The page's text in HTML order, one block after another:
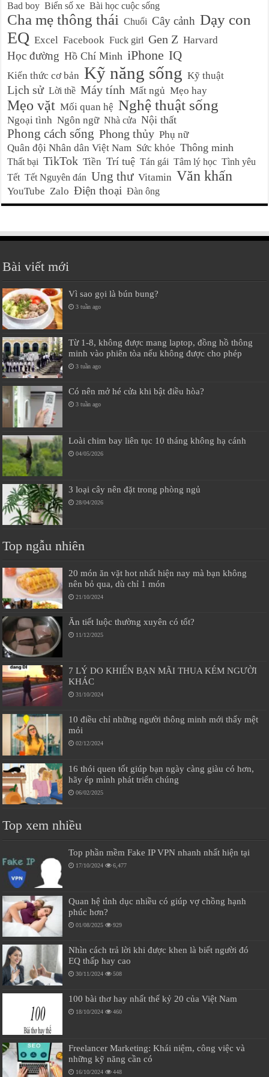
Bad boy Biển số xe Bài học cuộc sống
Cha mẹ thông thái Chuối Cây cảnh Dạy con
EQ Excel Facebook Fuck girl Gen Z Harvard
Học đường Hồ Chí Minh iPhone IQ
Kiến thức cơ bản Kỹ năng sống Kỹ thuật
Lịch sử Lời thề Máy tính Mất ngủ Mẹo hay
Mẹo vặt Mối quan hệ Nghệ thuật sống
Ngoại tình Ngôn ngữ Nhà cửa Nội thất
Phong cách sống Phong thủy Phụ nữ
Quân đội Nhân dân Việt Nam Sức khỏe Thông minh
Thất bại TikTok Tiền Trí tuệ Tán gái Tâm lý học Tình yêu
Tết Tết Nguyên đán Ung thư Vitamin Văn khấn
YouTube Zalo Điện thoại Đàn ông
Bài viết mới
Vì sao gọi là bún bung?
3 tuần ago
Từ 1-8, không được mang laptop, đồng hồ thông
minh vào phiên tòa nếu không được cho phép
3 tuần ago
Có nên mở hé cửa khi bật điều hòa?
3 tuần ago
Loài chim bay liên tục 10 tháng không hạ cánh
04/05/2026
3 loại cây nên đặt trong phòng ngủ
28/04/2026
Top ngẫu nhiên
20 món ăn vặt hot nhất hiện nay mà bạn không
nên bỏ qua, dù chỉ 1 món
21/10/2024
Ăn tiết luộc thường xuyên có tốt?
11/12/2025
7 LÝ DO KHIẾN BẠN MÃI THUA KÉM NGƯỜI
KHÁC
31/10/2024
10 điều chỉ những người thông minh mới thấy mệt
mỏi
02/12/2024
16 thói quen tốt giúp bạn ngày càng giàu có hơn,
hãy ép mình phát triển chúng
06/02/2025
Top xem nhiều
Top phần mềm Fake IP VPN nhanh nhất hiện tại
17/10/2024 6,477
Quan hệ tình dục nhiều có giúp vợ chồng hạnh
phúc hơn?
01/08/2025 929
Nhìn cách trả lời khi được khen là biết người đó
EQ thấp hay cao
30/11/2024 508
100 bài thơ hay nhất thế kỷ 20 của Việt Nam
18/10/2024 460
Freelancer Marketing: Khái niệm, công việc và
những kỹ năng cần có
16/10/2024 448